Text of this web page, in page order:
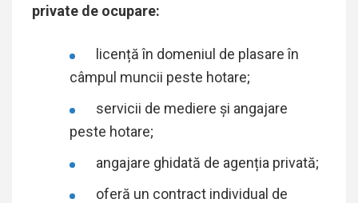
private de ocupare:
licență în domeniul de plasare în
câmpul muncii peste hotare;
servicii de mediere și angajare
peste hotare;
angajare ghidată de agenția privată;
oferă un contract individual de